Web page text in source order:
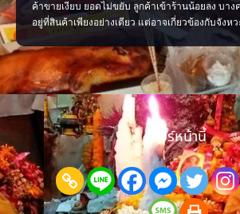
ค้าขายเงียบ ยอดไม่ขยับ ลูกค้าเข้าร้านน้อยลง บา
อยู่ที่สินค้าเพียงอย่างเดียว แต่อาจเกี่ยวข้องกับจังห
ร้าน หรือการจัดวางที่ยังไม่ส่งเสริมการค้า ลองเริ่มจ
ปรับฮวงจุ้ย เสริมจุดรับทรัพย์ และจัดพื้นที่ให้เปิดรับ
ได้ตรงจุด การค้าขายก
แชร์หน้านี้